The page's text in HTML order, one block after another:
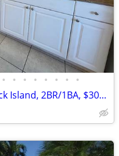
• • • • • • • •
6419 2nd Terrace, Unit #4, Stock Island, 2BR/1BA, $3000/mo